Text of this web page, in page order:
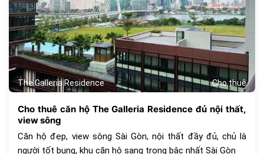
The Galleria Residence Cho thuê
Cho thuê căn hộ The Galleria Residence đủ nội thất,
view sông
Căn hộ đẹp, view sông Sài Gòn, nội thất đầy đủ, chủ là
người tốt bụng, khu căn hộ sang trọng bậc nhất Sài Gòn